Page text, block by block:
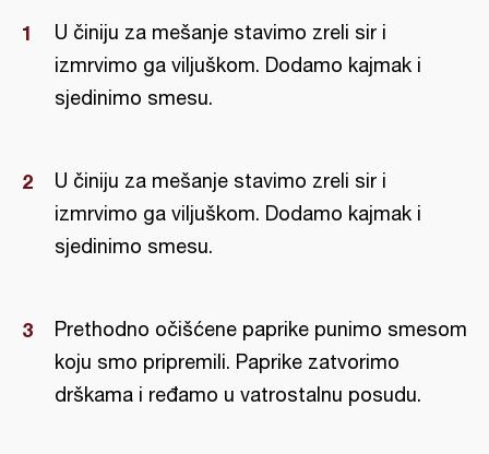
U činiju za mešanje stavimo zreli sir i
izmrvimo ga viljuškom. Dodamo kajmak i
sjedinimo smesu.
U činiju za mešanje stavimo zreli sir i
izmrvimo ga viljuškom. Dodamo kajmak i
sjedinimo smesu.
Prethodno očišćene paprike punimo smesom
koju smo pripremili. Paprike zatvorimo
drškama i ređamo u vatrostalnu posudu.